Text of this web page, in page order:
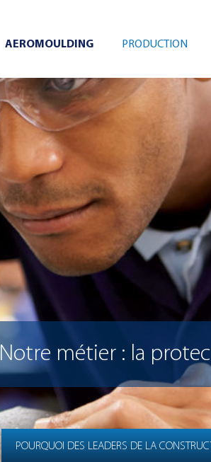
AEROMOULDING PRODUCTION
Notre métier : la
POURQUOI DES LEADERS DE LA